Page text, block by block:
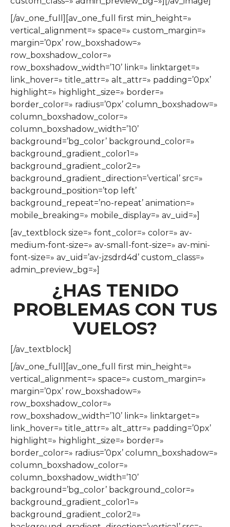
[/av_one_full][av_one_full first min_height=»
vertical_alignment=» space=» custom_margin=»
margin=’0px’ row_boxshadow=»
row_boxshadow_color=»
row_boxshadow_width=’10’ link=» linktarget=»
link_hover=» title_attr=» alt_attr=» padding=’0px’
highlight=» highlight_size=» border=»
border_color=» radius=’0px’ column_boxshadow=»
column_boxshadow_color=»
column_boxshadow_width=’10’
background=’bg_color’ background_color=»
background_gradient_color1=»
background_gradient_color2=»
background_gradient_direction=’vertical’ src=»
background_position=’top left’
background_repeat=’no-repeat’ animation=»
mobile_breaking=» mobile_display=» av_uid=»]
[av_textblock size=» font_color=» color=» av-
medium-font-size=» av-small-font-size=» av-mini-
font-size=» av_uid=’av-jzsdrd4d’ custom_class=»
admin_preview_bg=»]
¿HAS TENIDO
PROBLEMAS CON TUS
VUELOS?
[/av_textblock]
[/av_one_full][av_one_full first min_height=»
vertical_alignment=» space=» custom_margin=»
margin=’0px’ row_boxshadow=»
row_boxshadow_color=»
row_boxshadow_width=’10’ link=» linktarget=»
link_hover=» title_attr=» alt_attr=» padding=’0px’
highlight=» highlight_size=» border=»
border_color=» radius=’0px’ column_boxshadow=»
column_boxshadow_color=»
column_boxshadow_width=’10’
background=’bg_color’ background_color=»
background_gradient_color1=»
background_gradient_color2=»